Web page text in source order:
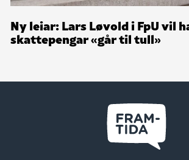
Ny leiar: Lars Løvold i FpU vil
skattepengar «går til tull»